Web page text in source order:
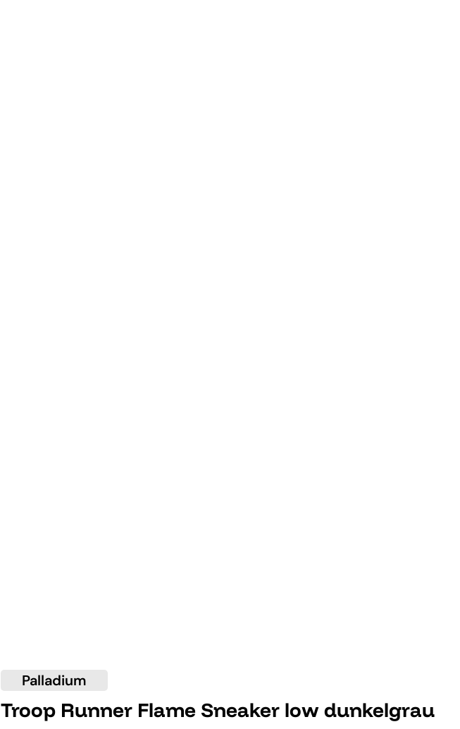
Palladium
Troop Runner Flame Sneaker low dunkelgrau